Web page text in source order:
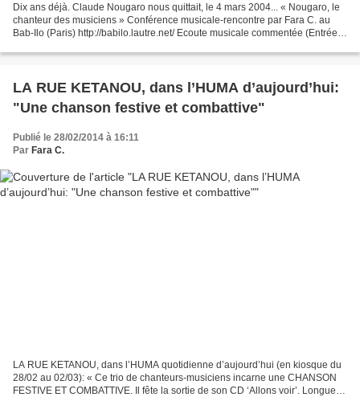
Dix ans déjà. Claude Nougaro nous quittait, le 4 mars 2004... « Nougaro, le
chanteur des musiciens » Conférence musicale-rencontre par Fara C. au
Bab-Ilo (Paris) http://babilo.lautre.net/ Ecoute musicale commentée (Entrée
LA RUE KETANOU, dans l’HUMA d’aujourd’hui:
"Une chanson festive et combattive"
Publié le 28/02/2014 à 16:11
Par Fara C.
LA RUE KETANOU, dans l’HUMA quotidienne d’aujourd’hui (en kiosque du
28/02 au 02/03): « Ce trio de chanteurs-musiciens incarne une CHANSON
FESTIVE ET COMBATTIVE. Il fête la sortie de son CD ‘Allons voir’. Longue